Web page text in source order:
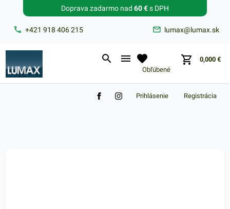
+421 918 406 215 lumax@lumax.sk
Doprava zadarmo nad 60 €s DPH
Obľúbené
0,000 €
Zabudnuté heslo?
Registrácia
Prihlásenie